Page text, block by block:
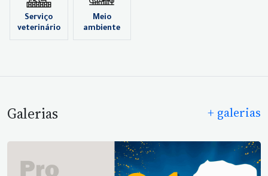
Serviço
veterinário
Meio
ambiente
Galerias + galerias